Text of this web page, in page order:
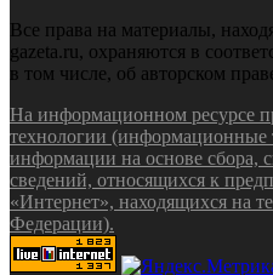
Все права на материалы,
gazeta.ru, охраняются в
в том числе, об авторском
На информационном ресурсе
технологии (информационные
информации на основе сбора,
сведений, относящихся к
«Интернет», находящихся на
Федерации).